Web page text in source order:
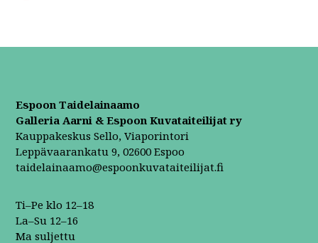
Espoon Taidelainaamo
Galleria Aarni & Espoon Kuvataiteilijat ry
Kauppakeskus Sello, Viaporintori
Leppävaarankatu 9, 02600 Espoo
taidelainaamo@espoonkuvataiteilijat.fi
Ti–Pe klo 12–18
La–Su 12–16
Ma suljettu